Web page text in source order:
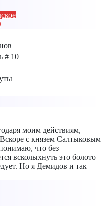
# 10
моим действиям,
с князем Салтыковым
что без
всколыхнуть это болото
Но я Демидов и так